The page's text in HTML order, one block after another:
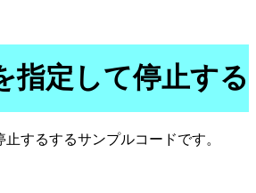
指定して停止する
するするサンプルコードです。